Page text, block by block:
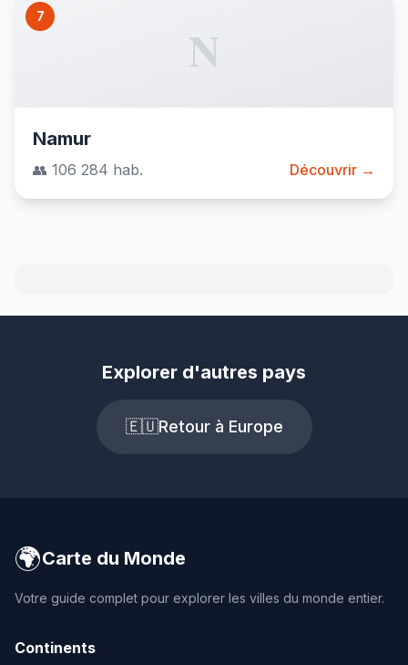
7
N
Namur
👥 106 284 hab. Découvrir →
Explorer d'autres pays
🇪🇺Retour à Europe
🌍Carte du Monde
Votre guide complet pour explorer les villes du monde entier.
Continents